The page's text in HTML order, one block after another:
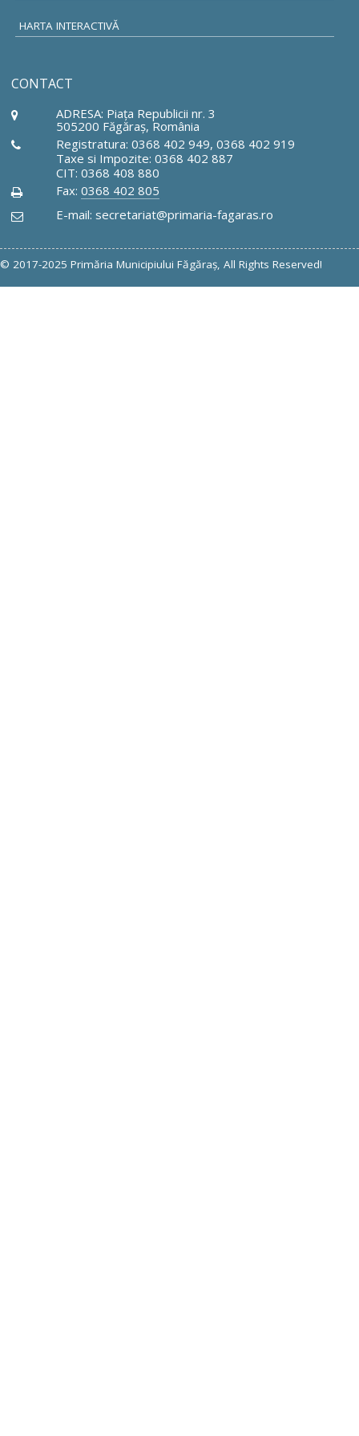
HARTA INTERACTIVĂ
CONTACT
ADRESA: Piaţa Republicii nr. 3
505200 Făgăraş, România
Registratura: 0368 402 949, 0368 402 919
Taxe si Impozite: 0368 402 887
CIT: 0368 408 880
Fax: 0368 402 805
E-mail: secretariat@primaria-fagaras.ro
© 2017-2025 Primăria Municipiului Făgăraş, All Rights Reserved!